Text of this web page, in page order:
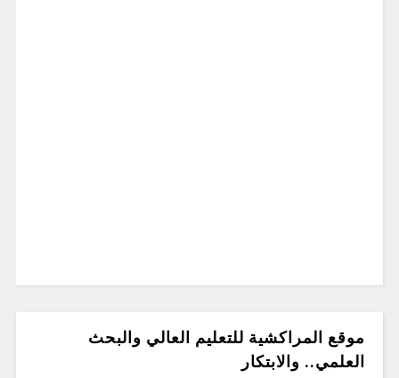
موقع المراكشية للتعليم العالي والبحث
العلمي.. والابتكار